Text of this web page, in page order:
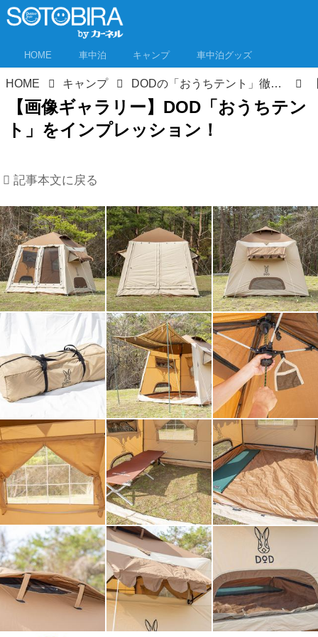
HOME 車中泊 キャンプ 車中泊グッズ
HOME キャンプ DODの「おうちテント」徹底レビュー！手軽にロッジ型テント気分が楽しめる！
【画像ギャラリー】DOD「おうちテン
ト」をインプレッション！
記事本文に戻る